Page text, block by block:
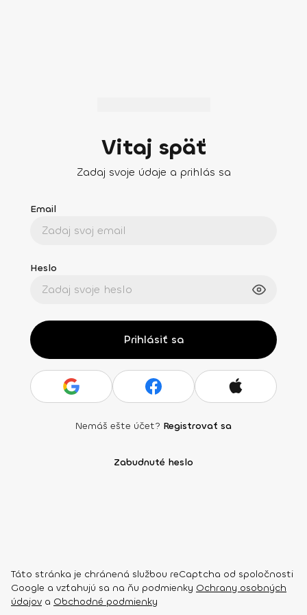
Vitaj späť
Zadaj svoje údaje a prihlás sa
Email
Heslo
Prihlásiť sa
Nemáš ešte účet? Registrovať sa
Zabudnuté heslo
Táto stránka je chránená službou reCaptcha od spoločnosti
Google a vzťahujú sa na ňu podmienky Ochrany osobných
údajov a Obchodné podmienky